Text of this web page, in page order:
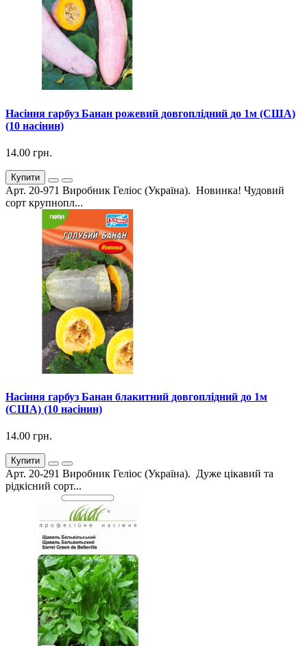
Насіння гарбуз Банан рожевий довгоплідний до 1м (США)
(10 насінин)
14.00 грн.
Купити
Арт. 20-971 Виробник Геліос (Україна). Новинка! Чудовий
сорт крупнопл...
Насіння гарбуз Банан блакитний довгоплідний до 1м
(США) (10 насінин)
14.00 грн.
Купити
Арт. 20-291 Виробник Геліос (Україна). Дуже цікавий та
рідкісний сорт...